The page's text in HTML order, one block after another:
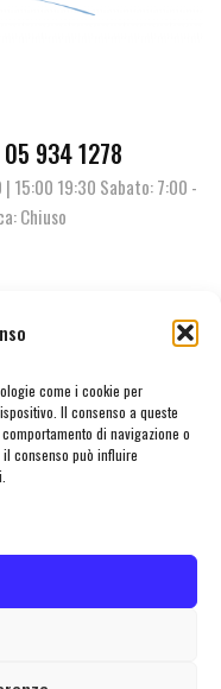
come i cookie per
Il consenso a queste
di navigazione o
consenso può influire
934 1278
| 15:00 19:30 Sabato: 7:00 -
Chiuso